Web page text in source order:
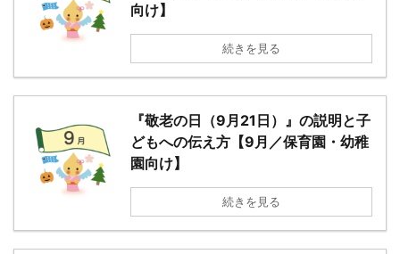
向け】
続きを見る
『敬老の日（9月21日）』の説明と子
どもへの伝え方【9月／保育園・幼稚
園向け】
続きを見る